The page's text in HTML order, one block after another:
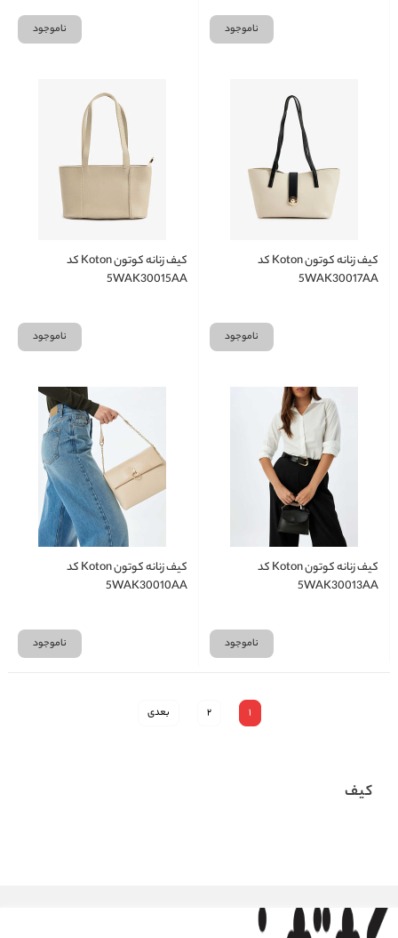
ناموجود ناموجود
کیف زنانه کوتون Koton کد
5WAK30017AA
ناموجود
کیف زنانه کوتون Koton کد
5WAK30015AA
ناموجود
کیف زنانه کوتون Koton کد
5WAK30013AA
ناموجود
کیف زنانه کوتون Koton کد
5WAK30010AA
ناموجود
1
2 بعدی
کیف